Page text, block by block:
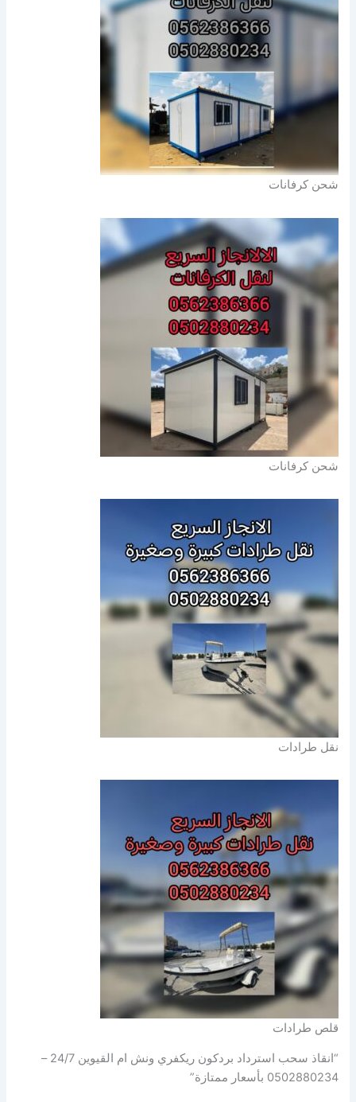
شحن كرفانات
شحن كرفانات
نقل طرادات
قلص طرادات
“انقاذ سحب استرداد بردكون ريكفري ونش ام القيوين 24/7 –
0502880234 بأسعار ممتازة”